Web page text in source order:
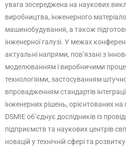
увага зосереджена на наукових
виробництва, інженерного
машинобудування, а також
інженерної галузі. У межах
актуальні напрями, пов’язані з
моделюванням і виробничими
технологіями, застосуванням
впровадженням стандартів
інженерних рішень, орієнтованих на
DSMIE об’єднує дослідників із
підприємств та наукових центрів
новацій у технічній сфері та